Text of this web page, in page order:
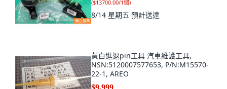
($13700.00/1個)
8/14 星期五 預計送達
黃白進退pin工具 汽車維護工具,
NSN:5120007577653, P/N:M15570-
22-1, AREO
$9,999